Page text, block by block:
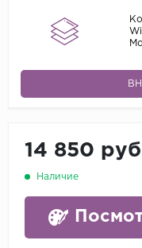
14 850
Наличие